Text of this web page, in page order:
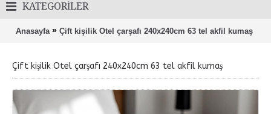
KATEGORILER
Anasayfa » Çift kişilik Otel çarşafı 240x240cm 63 tel akfil kumaş
Çift kişilik Otel çarşafı 240x240cm 63 tel akfil kumaş